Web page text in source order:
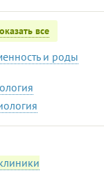
все
и роды